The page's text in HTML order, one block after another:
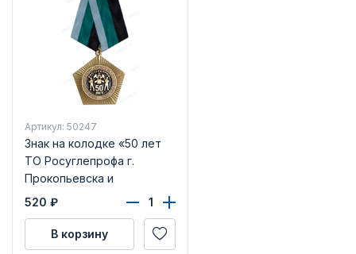
Артикул: 50247
Знак на колодке «50 лет
ТО Росуглепрофа г.
Прокопьевска и
Прокопьевского района»
520 ₽
В корзину